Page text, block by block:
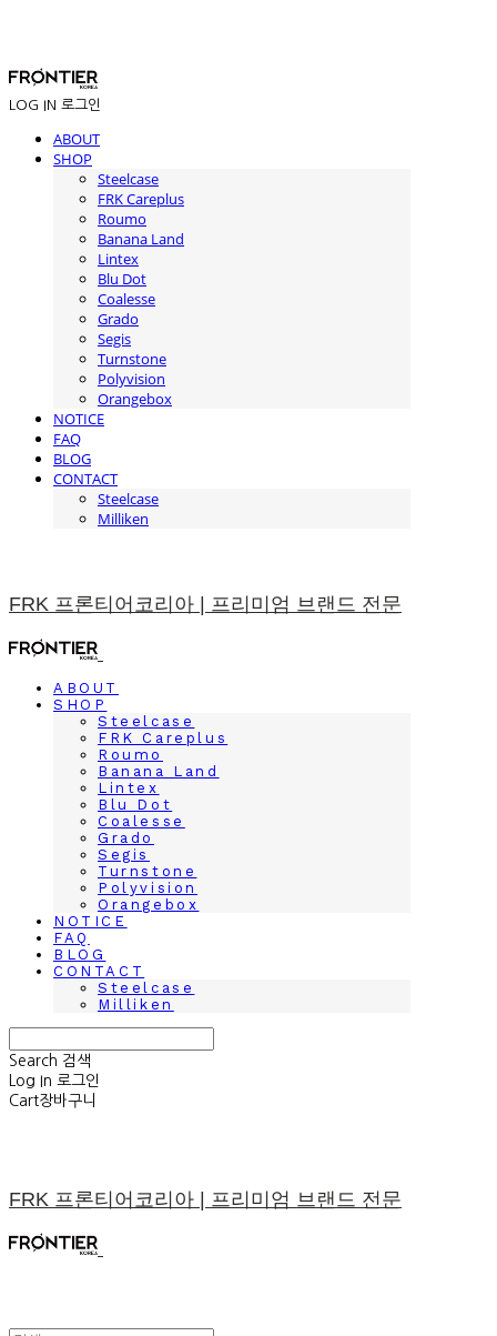
LOG IN 로그인
ABOUT
SHOP
Steelcase
FRK Careplus
Roumo
Banana Land
Lintex
Blu Dot
Coalesse
Grado
Segis
Turnstone
Polyvision
Orangebox
NOTICE
FAQ
BLOG
CONTACT
Steelcase
Milliken
FRK 프론티어코리아 | 프리미엄 브랜드 전문
ABOUT
SHOP
Steelcase
FRK Careplus
Roumo
Banana Land
Lintex
Blu Dot
Coalesse
Grado
Segis
Turnstone
Polyvision
Orangebox
NOTICE
FAQ
BLOG
CONTACT
Steelcase
Milliken
Search 검색
Log In 로그인
Cart장바구니
FRK 프론티어코리아 | 프리미엄 브랜드 전문